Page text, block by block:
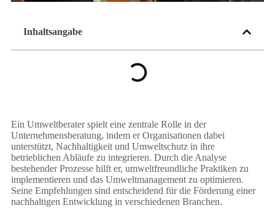
Inhaltsangabe
Ein Umweltberater spielt eine zentrale Rolle in der
Unternehmensberatung, indem er Organisationen dabei
unterstützt, Nachhaltigkeit und Umweltschutz in ihre
betrieblichen Abläufe zu integrieren. Durch die Analyse
bestehender Prozesse hilft er, umweltfreundliche Praktiken zu
implementieren und das Umweltmanagement zu optimieren.
Seine Empfehlungen sind entscheidend für die Förderung einer
nachhaltigen Entwicklung in verschiedenen Branchen.